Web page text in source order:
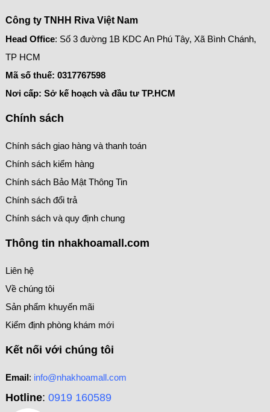
Công ty TNHH Riva Việt Nam
Head Office: Số 3 đường 1B KDC An Phú Tây, Xã Bình Chánh,
TP HCM
Mã số thuế: 0317767598
Nơi cấp: Sở kế hoạch và đầu tư TP.HCM
Chính sách
Chính sách giao hàng và thanh toán
Chính sách kiểm hàng
Chính sách Bảo Mật Thông Tin
Chính sách đổi trả
Chính sách và quy định chung
Thông tin nhakhoamall.com
Liên hệ
Về chúng tôi
Sản phẩm khuyến mãi
Kiểm định phòng khám mới
Kết nối với chúng tôi
Email: info@nhakhoamall.com
Hotline: 0919 160589